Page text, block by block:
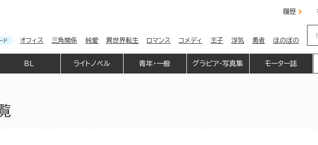
履歴
ド オフィス 三角関係 純愛 異世界転生 ロマンス コメディ 王子 浮気 勇者 ほのぼの
BL ライトノベル 青年・一般 グラビア・写真集 モーター誌